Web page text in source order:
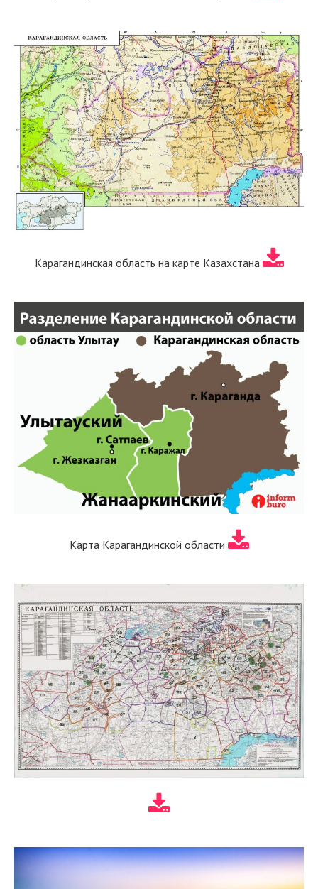
Карагандинская область на карте Казахстана
Карта Карагандинской области